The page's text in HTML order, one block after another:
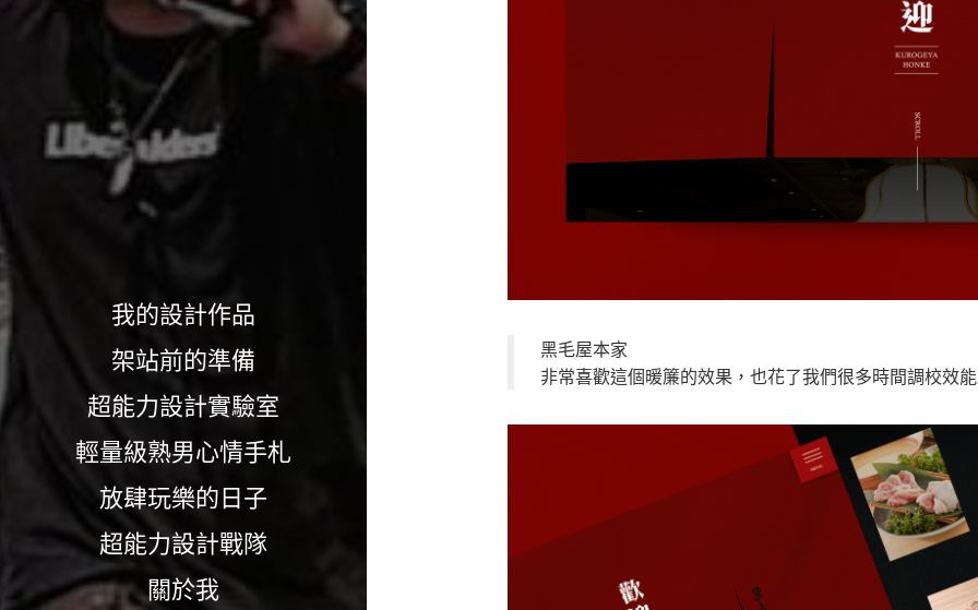
我的設計作品
架站前的準備
超能力設計實驗室
輕量級熟男心情手札
放肆玩樂的日子
超能力設計戰隊
關於我
黑毛屋本家
非常喜歡這個暖簾的效果，也花了我們很多時間調校效